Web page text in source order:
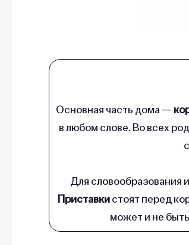
Основная часть дома —
в любом слове. Во всех
Для словообразования
Приставкистоят перед
может и не